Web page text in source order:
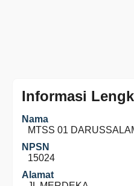
Informasi
Nama
MTSS 01
NPSN
15024
Alamat